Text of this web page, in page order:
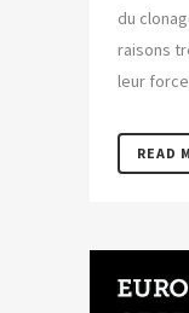
du
raisons
leur
READ